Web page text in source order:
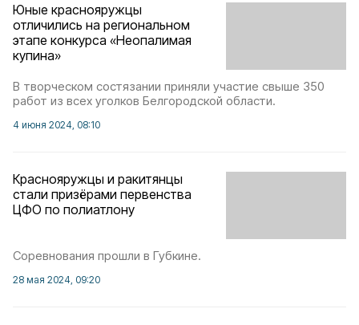
Юные краснояружцы
отличились на региональном
этапе конкурса «Неопалимая
купина»
В творческом состязании приняли участие свыше 350
работ из всех уголков Белгородской области.
4 июня 2024, 08:10
Краснояружцы и ракитянцы
стали призёрами первенства
ЦФО по полиатлону
Соревнования прошли в Губкине.
28 мая 2024, 09:20